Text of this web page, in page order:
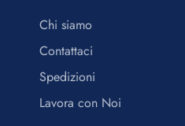
Chi siamo
Contattaci
Spedizioni
Lavora con Noi